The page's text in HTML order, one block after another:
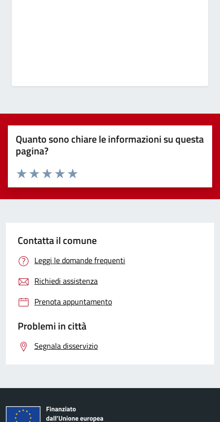
Quanto sono chiare le informazioni su questa
pagina?
Valuta 5 stelle su 5
Valuta 4 stelle su 5
Valuta 3 stelle su 5
Valuta 2 stelle su 5
Valuta 1 stelle su 5
Contatta il comune
Leggi le domande frequenti
Richiedi assistenza
Prenota appuntamento
Problemi in città
Segnala disservizio